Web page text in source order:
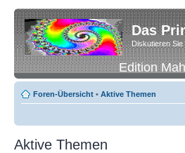
Das
Diskutieren
Edition
Foren-Übersicht • Aktive Themen
Aktive Themen